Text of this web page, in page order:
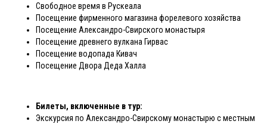
Свободное время в Рускеала
Посещение фирменного магазина форелевого хозяйства
Посещение Александро-Свирского монастыря
Посещение древнего вулкана Гирвас
Посещение водопада Кивач
Посещение Двора Деда Халла
Билеты, включенные в тур:
Экскурсия по Александро-Свирскому монастырю с местным